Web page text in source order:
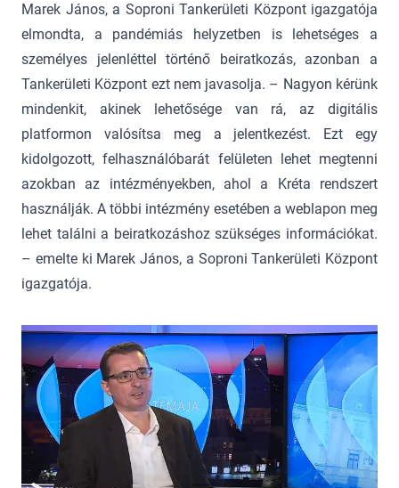
Marek János, a Soproni Tankerületi Központ igazgatója
elmondta, a pandémiás helyzetben is lehetséges a
személyes jelenléttel történő beiratkozás, azonban a
Tankerületi Központ ezt nem javasolja. – Nagyon kérünk
mindenkit, akinek lehetősége van rá, az digitális
platformon valósítsa meg a jelentkezést. Ezt egy
kidolgozott, felhasználóbarát felületen lehet megtenni
azokban az intézményekben, ahol a Kréta rendszert
használják. A többi intézmény esetében a weblapon meg
lehet találni a beiratkozáshoz szükséges információkat.
– emelte ki Marek János, a Soproni Tankerületi Központ
igazgatója.